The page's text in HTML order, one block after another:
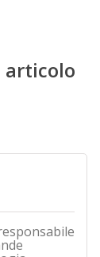
articolo